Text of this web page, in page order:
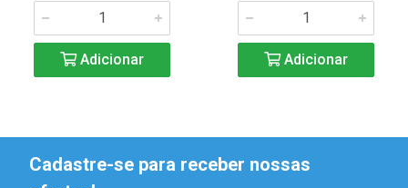
Adicionar Adicionar
Cadastre-se para receber nossas